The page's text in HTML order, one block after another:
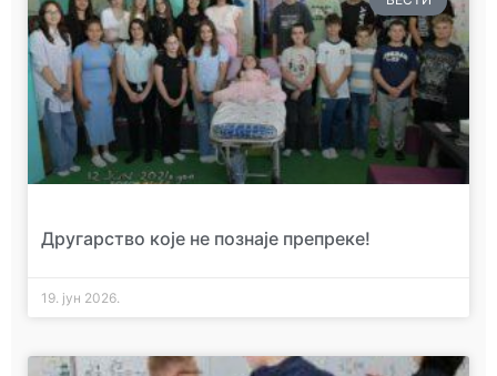
Другарство које не познаје препреке!
19. јун 2026.